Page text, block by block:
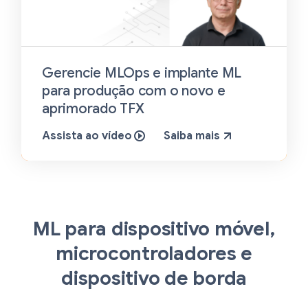
Gerencie MLOps e implante ML
para produção com o novo e
aprimorado TFX
Assista ao vídeo Saiba mais
ML para dispositivo móvel,
microcontroladores e
dispositivo de borda